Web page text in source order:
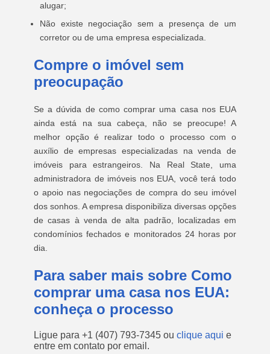
alugar;
Não existe negociação sem a presença de um
corretor ou de uma empresa especializada.
Compre o imóvel sem
preocupação
Se a dúvida de como comprar uma casa nos EUA
ainda está na sua cabeça, não se preocupe! A
melhor opção é realizar todo o processo com o
auxílio de empresas especializadas na venda de
imóveis para estrangeiros. Na Real State, uma
administradora de imóveis nos EUA, você terá todo
o apoio nas negociações de compra do seu imóvel
dos sonhos. A empresa disponibiliza diversas opções
de casas à venda de alta padrão, localizadas em
condomínios fechados e monitorados 24 horas por
dia.
Para saber mais sobre Como
comprar uma casa nos EUA:
conheça o processo
Ligue para +1 (407) 793-7345 ou clique aqui e
entre em contato por email.